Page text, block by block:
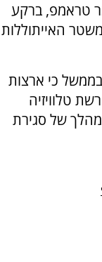
טראמפ, ברקע
האייתוללות
כי ארצות
טלוויזיה
של סגירת